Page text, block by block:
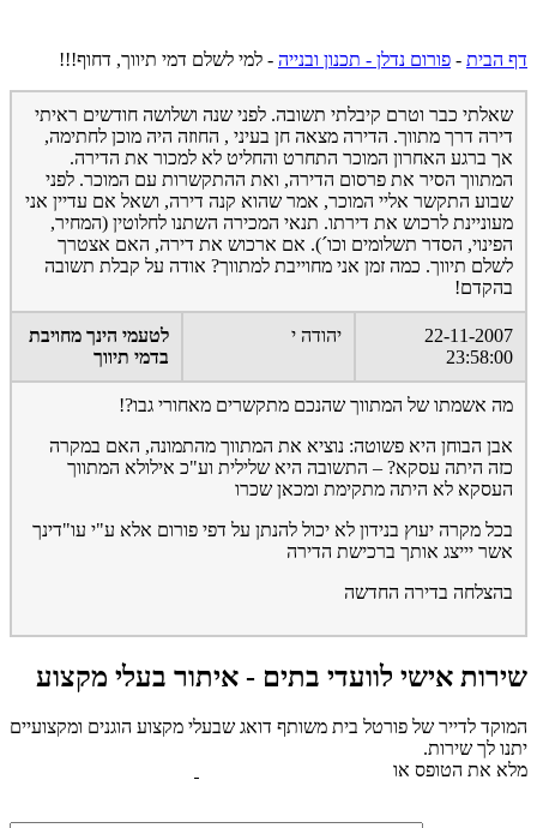
דף הבית- פורום נדלן - תכנון ובנייה- למי לשלם דמי תיווך, דחוף!!!
שאלתי כבר וטרם קיבלתי תשובה. לפני שנה ושלושה חודשים ראיתי
דירה דרך מתווך. הדירה מצאה חן בעיני , החוזה היה מוכן לחתימה,
אך ברגע האחרון המוכר התחרט והחליט לא למכור את הדירה.
המתווך הסיר את פרסום הדירה, ואת ההתקשרות עם המוכר. לפני
שבוע התקשר אליי המוכר, אמר שהוא קנה דירה, ושאל אם עדיין אני
מעוניינת לרכוש את דירתו. תנאי המכירה השתנו לחלוטין (המחיר,
הפינוי, הסדר תשלומים וכו´). אם ארכוש את דירה, האם אצטרך
לשלם תיווך. כמה זמן אני מחוייבת למתווך? אודה על קבלת תשובה
בהקדם!
22-11-2007
23:58:00
יהודה י
לטעמי הינך מחויבת
בדמי תיווך
מה אשמתו של המתווך שהנכם מתקשרים מאחורי גבו?!
אבן הבוחן היא פשוטה: נוציא את המתווך מהתמונה, האם במקרה
כזה היתה עסקא? – התשובה היא שלילית וע"כ אילולא המתווך
העסקא לא היתה מתקימת ומכאן שכרו
בכל מקרה יעוץ בנידון לא יכול להנתן על דפי פורום אלא ע"י עו"דינך
אשר יייצג אותך ברכישת הדירה
בהצלחה בדירה החדשה
שירות אישי לוועדי בתים - איתור בעלי מקצוע
המוקד לדייר של פורטל בית משותף דואג שבעלי מקצוע הוגנים ומקצועיים
יתנו לך שירות.
מלא את הטופס או